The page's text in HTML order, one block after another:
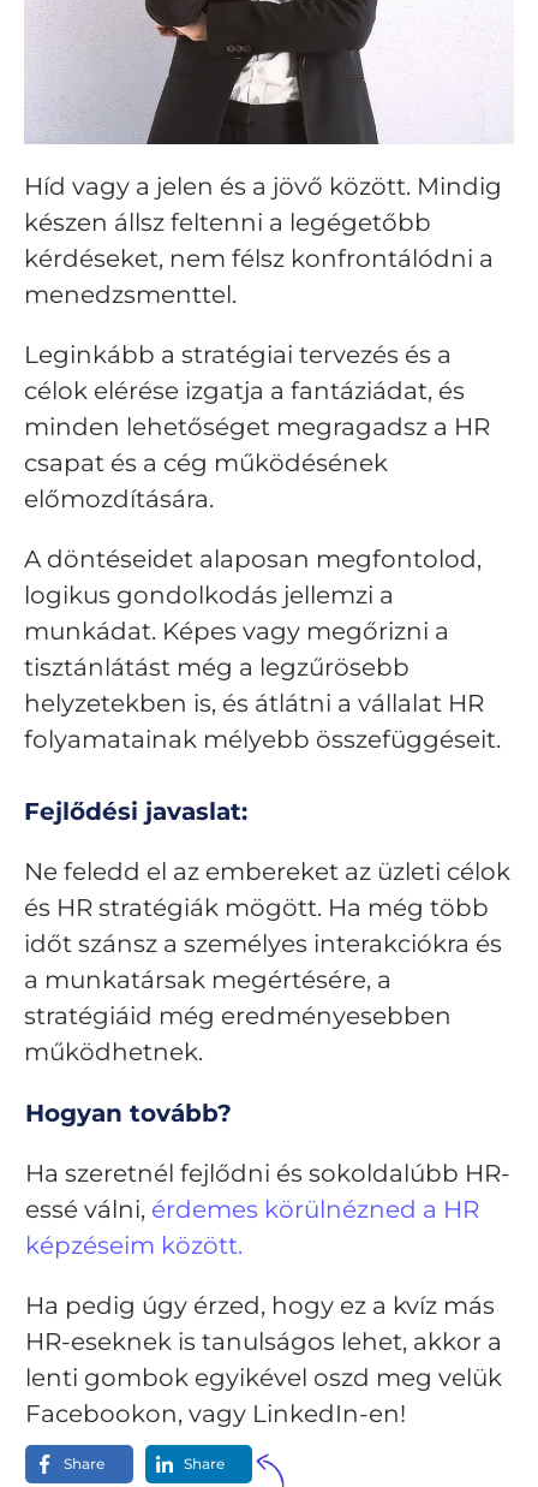
Híd vagy a jelen és a jövő között. Mindig
készen állsz feltenni a legégetőbb
kérdéseket, nem félsz konfrontálódni a
menedzsmenttel.
Leginkább a stratégiai tervezés és a
célok elérése izgatja a fantáziádat, és
minden lehetőséget megragadsz a HR
csapat és a cég működésének
előmozdítására.
A döntéseidet alaposan megfontolod,
logikus gondolkodás jellemzi a
munkádat. Képes vagy megőrizni a
tisztánlátást még a legzűrösebb
helyzetekben is, és átlátni a vállalat HR
folyamatainak mélyebb összefüggéseit.
Fejlődési javaslat:
Ne feledd el az embereket az üzleti célok
és HR stratégiák mögött. Ha még több
időt szánsz a személyes interakciókra és
a munkatársak megértésére, a
stratégiáid még eredményesebben
működhetnek.
Hogyan tovább?
Ha szeretnél fejlődni és sokoldalúbb HR-
essé válni, érdemes körülnézned a HR
képzéseim között.
Ha pedig úgy érzed, hogy ez a kvíz más
HR-eseknek is tanulságos lehet, akkor a
lenti gombok egyikével oszd meg velük
Facebookon, vagy LinkedIn-en!
Share Share